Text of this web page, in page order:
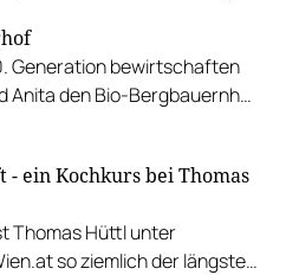
– zahlreiche Aufsteiger
kulinarisches Niveau zeigen,
heimische Gastronomie trotz
Generation bewirtschaften
Anita den Bio-Bergbauernhof
- ein Kochkurs bei Thomas
Thomas Hüttl unter
so ziemlich der längste